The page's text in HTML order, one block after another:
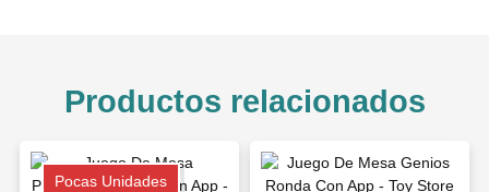
Productos relacionados
Pocas Unidades